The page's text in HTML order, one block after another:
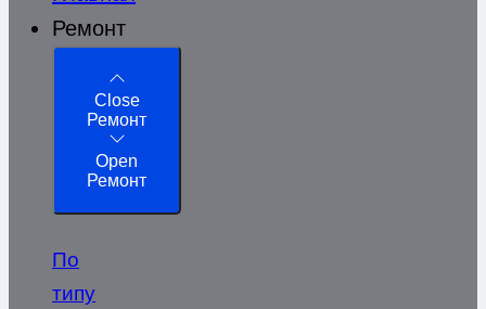
Ремонт
Close
Ремонт
Open
Ремонт
По
типу